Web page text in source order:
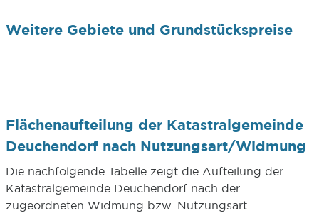
Weitere Gebiete und Grundstückspreise
Flächenaufteilung der Katastralgemeinde
Deuchendorf nach Nutzungsart/Widmung
Die nachfolgende Tabelle zeigt die Aufteilung der
Katastralgemeinde Deuchendorf nach der
zugeordneten Widmung bzw. Nutzungsart.